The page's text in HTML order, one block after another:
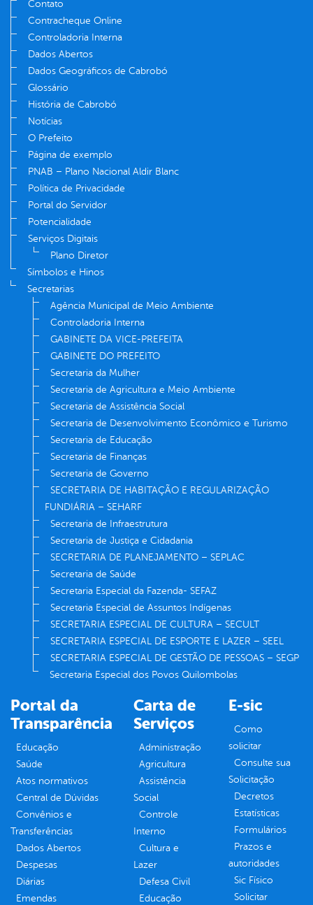
Contato
Contracheque Online
Controladoria Interna
Dados Abertos
Dados Geográficos de Cabrobó
Glossário
História de Cabrobó
Notícias
O Prefeito
Página de exemplo
PNAB – Plano Nacional Aldir Blanc
Política de Privacidade
Portal do Servidor
Potencialidade
Serviços Digitais
Plano Diretor
Símbolos e Hinos
Secretarias
Agência Municipal de Meio Ambiente
Controladoria Interna
GABINETE DA VICE-PREFEITA
GABINETE DO PREFEITO
Secretaria da Mulher
Secretaria de Agricultura e Meio Ambiente
Secretaria de Assistência Social
Secretaria de Desenvolvimento Econômico e Turismo
Secretaria de Educação
Secretaria de Finanças
Secretaria de Governo
SECRETARIA DE HABITAÇÃO E REGULARIZAÇÃO
FUNDIÁRIA – SEHARF
Secretaria de Infraestrutura
Secretaria de Justiça e Cidadania
SECRETARIA DE PLANEJAMENTO – SEPLAC
Secretaria de Saúde
Secretaria Especial da Fazenda- SEFAZ
Secretaria Especial de Assuntos Indígenas
SECRETARIA ESPECIAL DE CULTURA – SECULT
SECRETARIA ESPECIAL DE ESPORTE E LAZER – SEEL
SECRETARIA ESPECIAL DE GESTÃO DE PESSOAS – SEGP
Secretaria Especial dos Povos Quilombolas
Portal da
Transparência
Educação
Saúde
Atos normativos
Central de Dúvidas
Convênios e
Transferências
Dados Abertos
Despesas
Diárias
Emendas
Carta de
Serviços
Administração
Agricultura
Assistência
Social
Controle
Interno
Cultura e
Lazer
Defesa Civil
Educação
E-sic
Como
solicitar
Consulte sua
Solicitação
Decretos
Estatísticas
Formulários
Prazos e
autoridades
Sic Físico
Solicitar